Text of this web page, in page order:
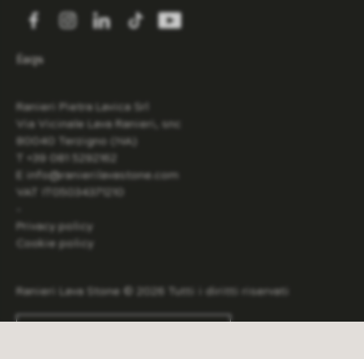
annulla
faqs
Ranieri Pietra Lavica Srl
Via Vicinale Lava Ranieri, snc
80040 Terzigno (NA)
E info@ranierilavastone.com
VAT IT05034371210
Privacy policy
Cookie policy
Ranieri Lava Stone © 2026 Tutti i diritti riservati